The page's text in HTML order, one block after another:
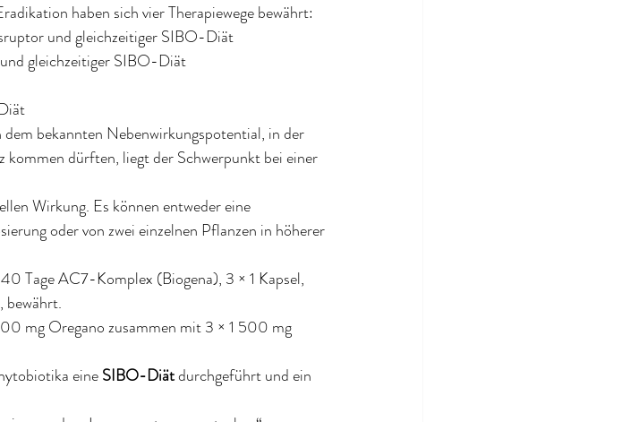
haben sich vier Therapiewege bewährt:
und gleichzeitiger SIBO-Diät
gleichzeitiger SIBO-Diät
bekannten Nebenwirkungspotential, in der
dürften, liegt der Schwerpunkt bei einer
Wirkung. Es können entweder eine
oder von zwei einzelnen Pflanzen in höherer
Tage AC7-Komplex (Biogena), 3 × 1 Kapsel,
bewährt.
mg Oregano zusammen mit 3 × 1 500 mg
eine SIBO-Diät durchgeführt und ein